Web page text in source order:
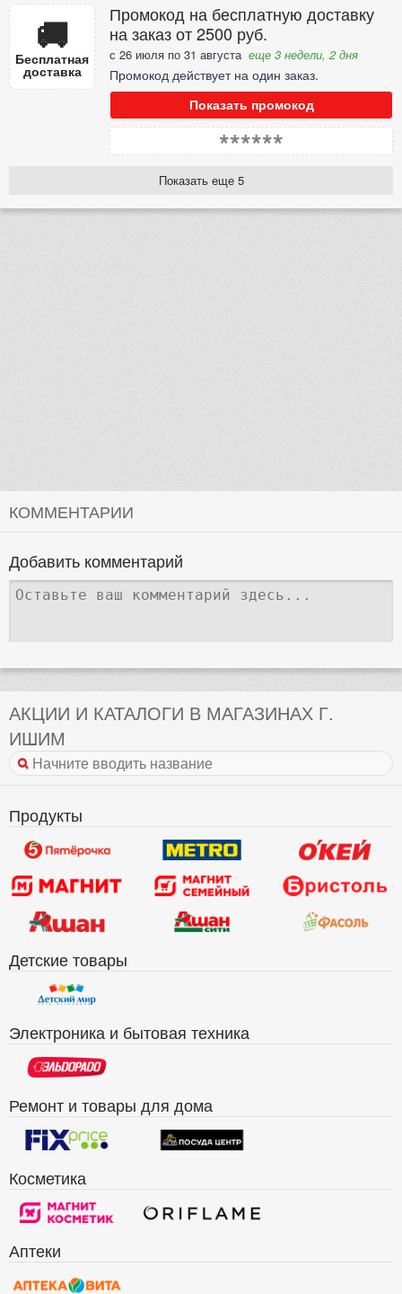
🚚
Бесплатная
доставка
Промокод на бесплатную доставку
на заказ от 2500 руб.
с 26 июля по 31 августа еще 3 недели, 2 дня
Промокод действует на один заказ.
Показать промокод
******
Показать еще 5
КОММЕНТАРИИ
Добавить комментарий
АКЦИИ И КАТАЛОГИ В МАГАЗИНАХ Г.
ИШИМ
Продукты
Детские товары
Электроника и бытовая техника
Ремонт и товары для дома
Косметика
Аптеки